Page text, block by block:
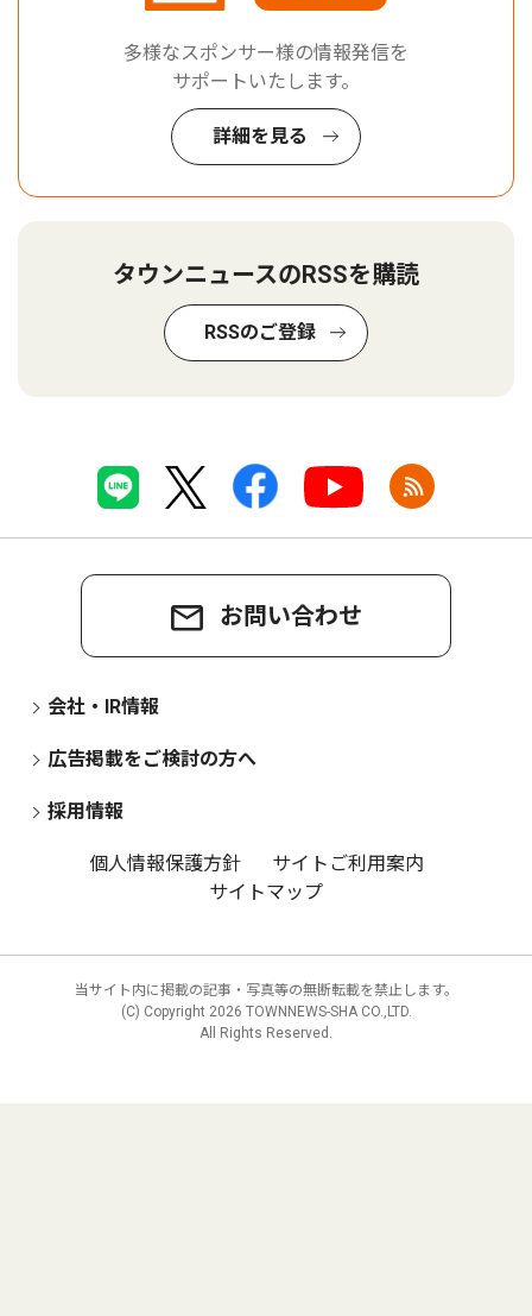
多様なスポンサー様の情報発信を
サポートいたします。
詳細を見る
タウンニュースのRSSを購読
RSSのご登録
お問い合わせ
会社・IR情報
広告掲載をご検討の方へ
採用情報
個人情報保護方針
サイトご利用案内
サイトマップ
当サイト内に掲載の記事・写真等の無断転載を禁止します。
(C) Copyright 2026 TOWNNEWS-SHA CO.,LTD.
All Rights Reserved.